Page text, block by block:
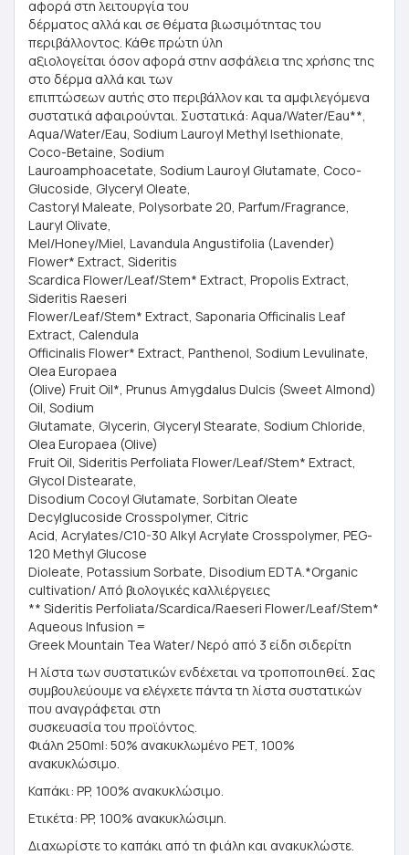
αφορά στη λειτουργία του
δέρματος αλλά και σε θέματα βιωσιμότητας του
περιβάλλοντος. Κάθε πρώτη ύλη
αξιολογείται όσον αφορά στην ασφάλεια της χρήσης της
στο δέρμα αλλά και των
επιπτώσεων αυτής στο περιβάλλον και τα αμφιλεγόμενα
συστατικά αφαιρούνται. Συστατικά: Aqua/Water/Eau**,
Aqua/Water/Eau, Sodium Lauroyl Methyl Isethionate,
Coco-Betaine, Sodium
Lauroamphoacetate, Sodium Lauroyl Glutamate, Coco-
Glucoside, Glyceryl Oleate,
Castoryl Maleate, Polysorbate 20, Parfum/Fragrance,
Lauryl Olivate,
Mel/Honey/Miel, Lavandula Angustifolia (Lavender)
Flower* Extract, Sideritis
Scardica Flower/Leaf/Stem* Extract, Propolis Extract,
Sideritis Raeseri
Flower/Leaf/Stem* Extract, Saponaria Officinalis Leaf
Extract, Calendula
Officinalis Flower* Extract, Panthenol, Sodium Levulinate,
Olea Europaea
(Olive) Fruit Oil*, Prunus Amygdalus Dulcis (Sweet Almond)
Oil, Sodium
Glutamate, Glycerin, Glyceryl Stearate, Sodium Chloride,
Olea Europaea (Olive)
Fruit Oil, Sideritis Perfoliata Flower/Leaf/Stem* Extract,
Glycol Distearate,
Disodium Cocoyl Glutamate, Sorbitan Oleate
Decylglucoside Crosspolymer, Citric
Acid, Acrylates/C10-30 Alkyl Acrylate Crosspolymer, PEG-
120 Methyl Glucose
Dioleate, Potassium Sorbate, Disodium EDTA.*Organic
cultivation/ Από βιολογικές καλλιέργειες
** Sideritis Perfoliata/Scardica/Raeseri Flower/Leaf/Stem*
Aqueous Infusion =
Greek Mountain Tea Water/ Νερό από 3 είδη σιδερίτη
Η λίστα των συστατικών ενδέχεται να τροποποιηθεί. Σας
συμβουλεύουμε να ελέγχετε πάντα τη λίστα συστατικών
που αναγράφεται στη
συσκευασία του προϊόντος.
Φιάλη 250ml: 50% ανακυκλωμένο PET, 100%
ανακυκλώσιμο.
Καπάκι: PP, 100% ανακυκλώσιμο.
Ετικέτα: PP, 100% ανακυκλώσιμη.
Διαχωρίστε το καπάκι από τη φιάλη και ανακυκλώστε.